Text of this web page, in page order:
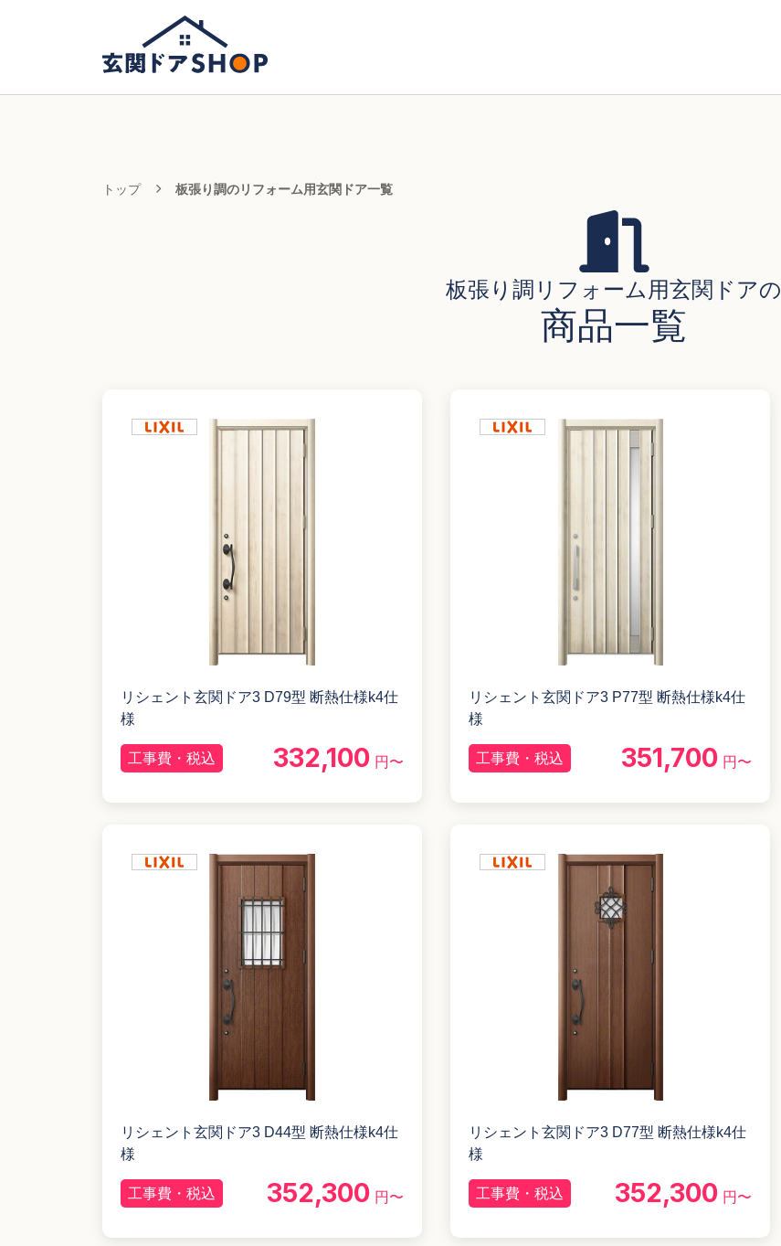
トップ 板張り調のリフォーム用玄関ドア一覧
板張り調リフォーム用玄関ドアの
商品一覧
リシェント玄関ドア3 D79型 断熱仕様k4仕
様
工事費・税込 332,100 円〜
リシェント玄関ドア3 P77型 断熱仕様k4仕
様
工事費・税込 351,700 円〜
リシェント玄関ドア3 D44型 断熱仕様k4仕
様
工事費・税込 352,300 円〜
リシェント玄関ドア3 D77型 断熱仕様k4仕
様
工事費・税込 352,300 円〜